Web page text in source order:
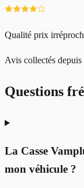
Qualité prix
Avis collectés
Questions
La Casse
mon véhicule ?